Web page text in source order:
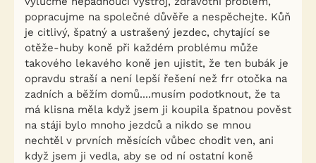
popracujme na společné důvěře a nespěchejte. Kůň
je citlivý, špatný a ustrašený jezdec, chytající se
otěže-huby koně při každém problému může
takového lekavého koně jen ujistit, že ten bubák je
opravdu straší a není lepší řešení než frr otočka na
zadních a běžím domů....musím podotknout, že ta
má klisna měla když jsem ji koupila špatnou pověst
na stáji bylo mnoho jezdců a nikdo se mnou
nechtěl v prvních měsících vůbec chodit ven, ani
když jsem ji vedla, aby se od ní ostatní koně